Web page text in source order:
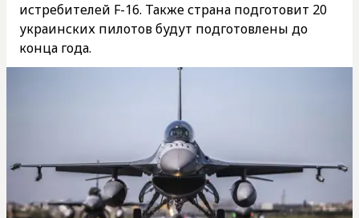
истребителей F-16. Также страна подготовит 20
украинских пилотов будут подготовлены до
конца года.